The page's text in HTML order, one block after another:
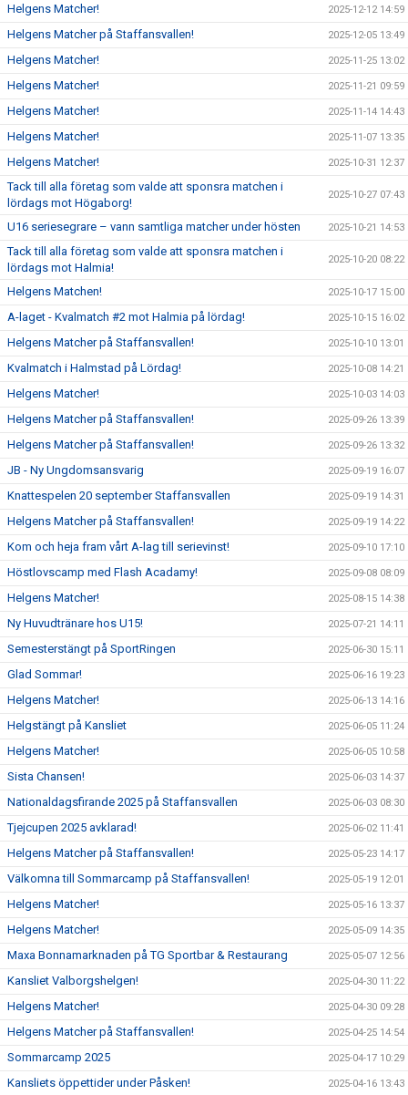
Helgens Matcher! 2025-12-12 14:59
Helgens Matcher på Staffansvallen! 2025-12-05 13:49
Helgens Matcher! 2025-11-25 13:02
Helgens Matcher! 2025-11-21 09:59
Helgens Matcher! 2025-11-14 14:43
Helgens Matcher! 2025-11-07 13:35
Helgens Matcher! 2025-10-31 12:37
Tack till alla företag som valde att sponsra matchen i
lördags mot Högaborg!
2025-10-27 07:43
U16 seriesegrare – vann samtliga matcher under hösten 2025-10-21 14:53
Tack till alla företag som valde att sponsra matchen i
lördags mot Halmia!
2025-10-20 08:22
Helgens Matchen! 2025-10-17 15:00
A-laget - Kvalmatch #2 mot Halmia på lördag! 2025-10-15 16:02
Helgens Matcher på Staffansvallen! 2025-10-10 13:01
Kvalmatch i Halmstad på Lördag! 2025-10-08 14:21
Helgens Matcher! 2025-10-03 14:03
Helgens Matcher på Staffansvallen! 2025-09-26 13:39
Helgens Matcher på Staffansvallen! 2025-09-26 13:32
JB - Ny Ungdomsansvarig 2025-09-19 16:07
Knattespelen 20 september Staffansvallen 2025-09-19 14:31
Helgens Matcher på Staffansvallen! 2025-09-19 14:22
Kom och heja fram vårt A-lag till serievinst! 2025-09-10 17:10
Höstlovscamp med Flash Acadamy! 2025-09-08 08:09
Helgens Matcher! 2025-08-15 14:38
Ny Huvudtränare hos U15! 2025-07-21 14:11
Semesterstängt på SportRingen 2025-06-30 15:11
Glad Sommar! 2025-06-16 19:23
Helgens Matcher! 2025-06-13 14:16
Helgstängt på Kansliet 2025-06-05 11:24
Helgens Matcher! 2025-06-05 10:58
Sista Chansen! 2025-06-03 14:37
Nationaldagsfirande 2025 på Staffansvallen 2025-06-03 08:30
Tjejcupen 2025 avklarad! 2025-06-02 11:41
Helgens Matcher på Staffansvallen! 2025-05-23 14:17
Välkomna till Sommarcamp på Staffansvallen! 2025-05-19 12:01
Helgens Matcher! 2025-05-16 13:37
Helgens Matcher! 2025-05-09 14:35
Maxa Bonnamarknaden på TG Sportbar & Restaurang 2025-05-07 12:56
Kansliet Valborgshelgen! 2025-04-30 11:22
Helgens Matcher! 2025-04-30 09:28
Helgens Matcher på Staffansvallen! 2025-04-25 14:54
Sommarcamp 2025 2025-04-17 10:29
Kansliets öppettider under Påsken! 2025-04-16 13:43